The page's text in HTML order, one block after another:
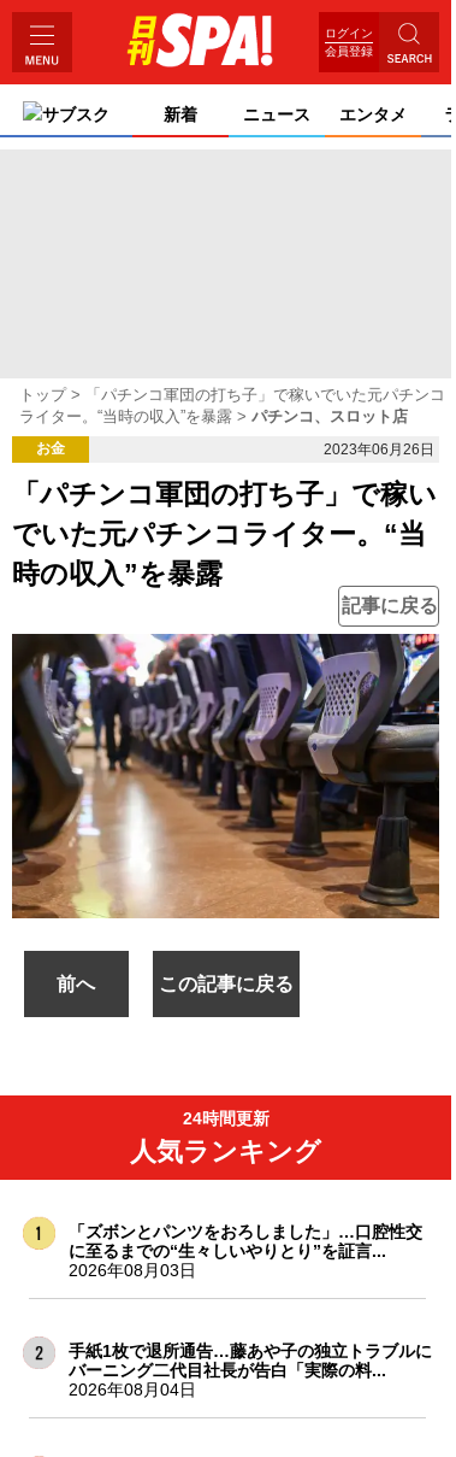
ログイン
会員登録
サブスク 新着 ニュース エンタメ
トップ
「パチンコ軍団の打ち子」で稼いでいた元パチンコ
ライター。“当時の収入”を暴露
パチンコ、スロット店
お金 2023年06月26日
「パチンコ軍団の打ち子」で稼い
でいた元パチンコライター。“当
時の収入”を暴露
記事に戻る
前へ この記事に戻る
24時間更新
人気ランキング
「ズボンとパンツをおろしました」…口腔性交
に至るまでの“生々しいやりとり”を証言...
2026年08月03日
手紙1枚で退所通告…藤あや子の独立トラブルに
バーニング二代目社長が告白「実際の料...
2026年08月04日